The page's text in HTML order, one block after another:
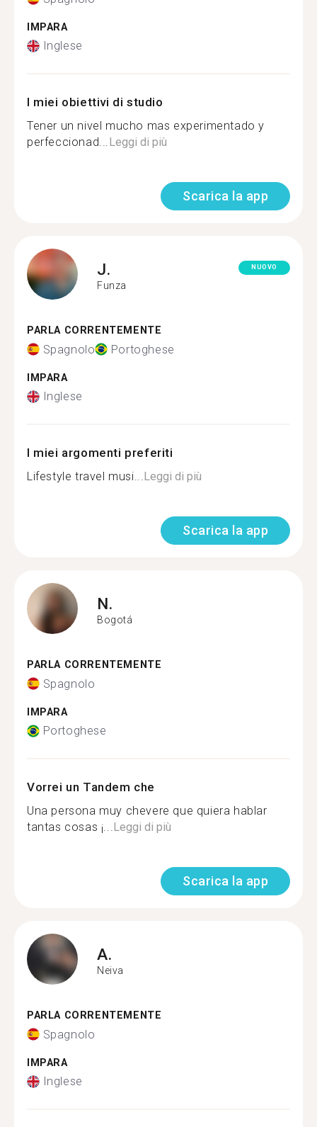
IMPARA
Inglese
I miei obiettivi di studio
Tener un nivel mucho mas experimentado y
perfeccionad...Leggi di più
Scarica la app
J.
Funza
NUOVO
PARLA CORRENTEMENTE
Spagnolo Portoghese
IMPARA
Inglese
I miei argomenti preferiti
Lifestyle travel musi...Leggi di più
Scarica la app
N.
Bogotá
PARLA CORRENTEMENTE
Spagnolo
IMPARA
Portoghese
Vorrei un Tandem che
Una persona muy chevere que quiera hablar
tantas cosas ¡...Leggi di più
Scarica la app
A.
Neiva
PARLA CORRENTEMENTE
Spagnolo
IMPARA
Inglese